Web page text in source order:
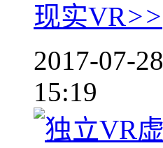
现实VR>>
2017-07-28
15:19